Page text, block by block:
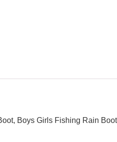
Boys Girls Fishing Rain